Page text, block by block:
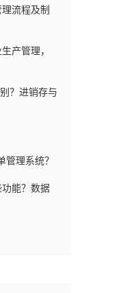
流程及制
产管理，
？进销存与
理系统？
能？数据